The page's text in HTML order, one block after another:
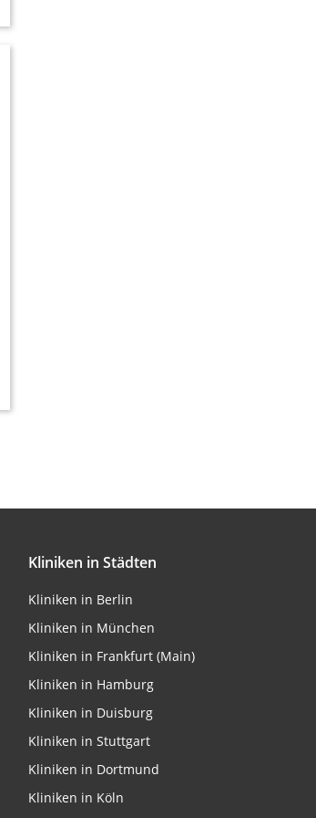
Kliniken in Städten
Kliniken in Berlin
Kliniken in München
Kliniken in Frankfurt (Main)
Kliniken in Hamburg
Kliniken in Duisburg
Kliniken in Stuttgart
Kliniken in Dortmund
Kliniken in Köln